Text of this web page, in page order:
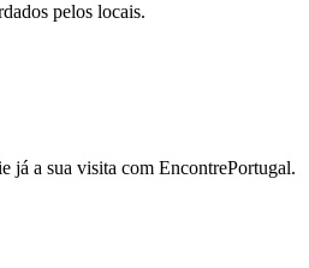
pelos locais.
já a sua visita com EncontrePortugal.